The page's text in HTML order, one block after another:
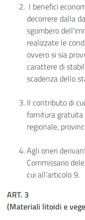
I benefici
decorrere dalla
sgombero
realizzate le
ovvero si sia
carattere di
scadenza dello
Il contributo di
fornitura gratuita
regionale,
Agli oneri
Commissario
cui all’articolo 9.
ART. 3
(Materiali litoidi e